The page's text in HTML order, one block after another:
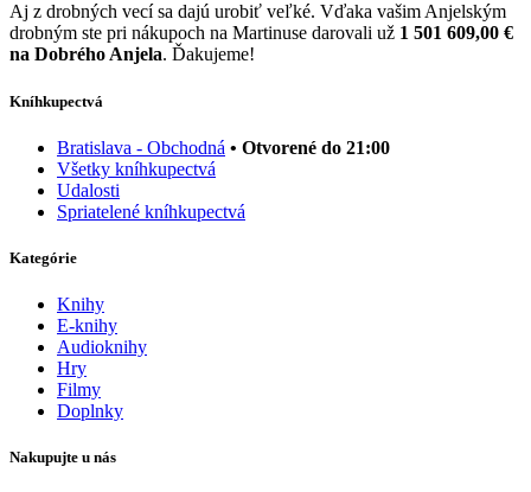
Aj z drobných vecí sa dajú urobiť veľké. Vďaka vašim Anjelským
drobným ste pri nákupoch na Martinuse darovali už 1 501 609,00 €
na Dobrého Anjela. Ďakujeme!
Kníhkupectvá
Bratislava - Obchodná • Otvorené do 21:00
Všetky kníhkupectvá
Udalosti
Spriatelené kníhkupectvá
Kategórie
Knihy
E-knihy
Audioknihy
Hry
Filmy
Doplnky
Nakupujte u nás